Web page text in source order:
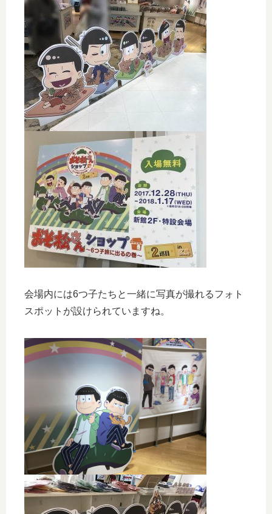
会場内には6つ子たちと一緒に写真が撮れるフォト
スポットが設けられていますね。